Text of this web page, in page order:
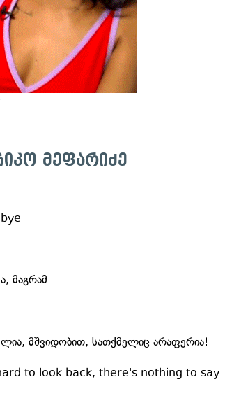
მეფარიძე
მაგრამ...
მშვიდობით, სათქმელიც არაფერია!
to look back, there's nothing to say